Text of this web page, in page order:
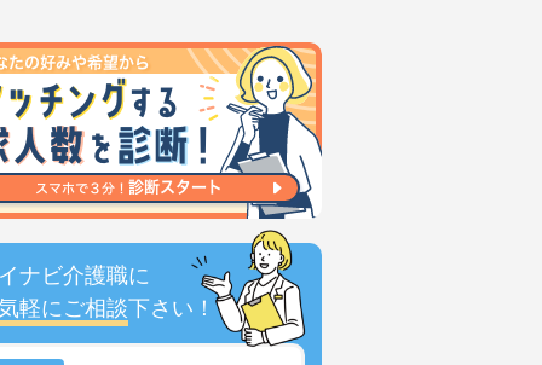
ナビ介護職に
軽にご相談下さい！